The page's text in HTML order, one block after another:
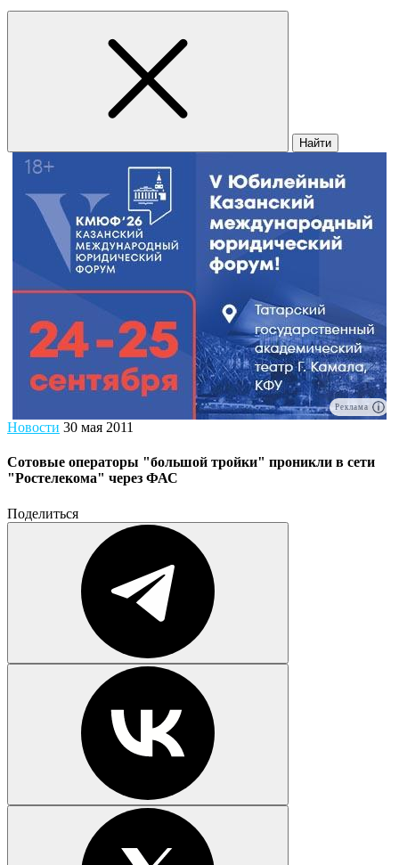
Найти
Реклама
Новости 30 мая 2011
Сотовые операторы "большой тройки" проникли в сети
"Ростелекома" через ФАС
Поделиться